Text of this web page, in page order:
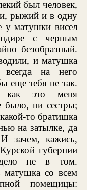
был человек,
рыжий и в одну
у матушки висел
с черным
безобразный.
и матушка
на него
еще тебя не так.
как это меня
ни сестры;
то братишка
на затылке, да
зачем, кажись,
губернии
не в том.
матушка со всем
помещицы: